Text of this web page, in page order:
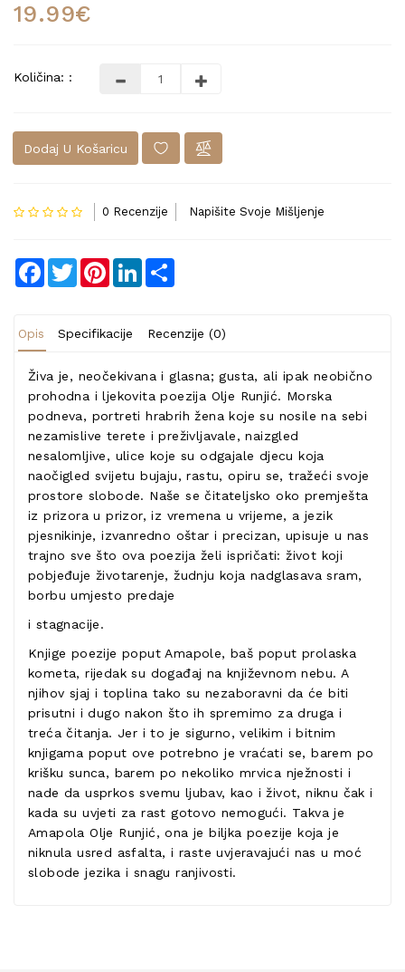
19.99€
Količina: :
Dodaj U Košaricu
0 Recenzije Napišite Svoje Mišljenje
Facebook
TwitterPinterestLinkedIn
Opis Specifikacije Recenzije (0)
Živa je, neočekivana i glasna; gusta, ali ipak neobično
prohodna i ljekovita poezija Olje Runjić. Morska
podneva, portreti hrabrih žena koje su nosile na sebi
nezamislive terete i preživljavale, naizgled
nesalomljive, ulice koje su odgajale djecu koja
naočigled svijetu bujaju, rastu, opiru se, tražeći svoje
prostore slobode. Naše se čitateljsko oko premješta
iz prizora u prizor, iz vremena u vrijeme, a jezik
pjesnikinje, izvanredno oštar i precizan, upisuje u nas
trajno sve što ova poezija želi ispričati: život koji
pobjeđuje životarenje, žudnju koja nadglasava sram,
borbu umjesto predaje
i stagnacije.
Knjige poezije poput Amapole, baš poput prolaska
kometa, rijedak su događaj na književnom nebu. A
njihov sjaj i toplina tako su nezaboravni da će biti
prisutni i dugo nakon što ih spremimo za druga i
treća čitanja. Jer i to je sigurno, velikim i bitnim
knjigama poput ove potrebno je vraćati se, barem po
krišku sunca, barem po nekoliko mrvica nježnosti i
nade da usprkos svemu ljubav, kao i život, niknu čak i
kada su uvjeti za rast gotovo nemogući. Takva je
Amapola Olje Runjić, ona je biljka poezije koja je
niknula usred asfalta, i raste uvjeravajući nas u moć
slobode jezika i snagu ranjivosti.